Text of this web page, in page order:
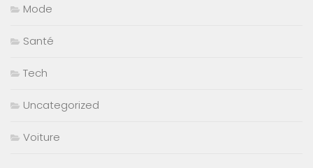
Mode
Santé
Tech
Uncategorized
Voiture